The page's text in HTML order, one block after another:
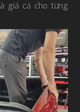
giá cả cho từng